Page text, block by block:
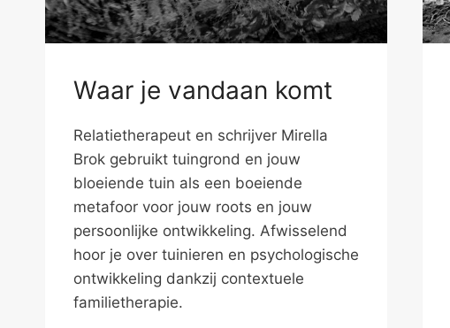
Waar je vandaan komt
Relatietherapeut en schrijver Mirella
Brok gebruikt tuingrond en jouw
bloeiende tuin als een boeiende
metafoor voor jouw roots en jouw
persoonlijke ontwikkeling. Afwisselend
hoor je over tuinieren en psychologische
ontwikkeling dankzij contextuele
familietherapie.